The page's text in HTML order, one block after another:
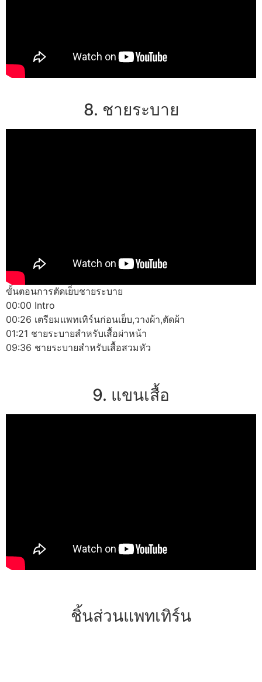
8. ชายระบาย
ขั้นตอนการตัดเย็บชายระบาย
00:00 Intro
00:26 เตรียมแพทเทิร์นก่อนเย็บ,วางผ้า,ตัดผ้า
01:21 ชายระบายสำหรับเสื้อผ่าหน้า
09:36 ชายระบายสำหรับเสื้อสวมหัว
9. แขนเสื้อ
ชิ้นส่วนแพทเทิร์น